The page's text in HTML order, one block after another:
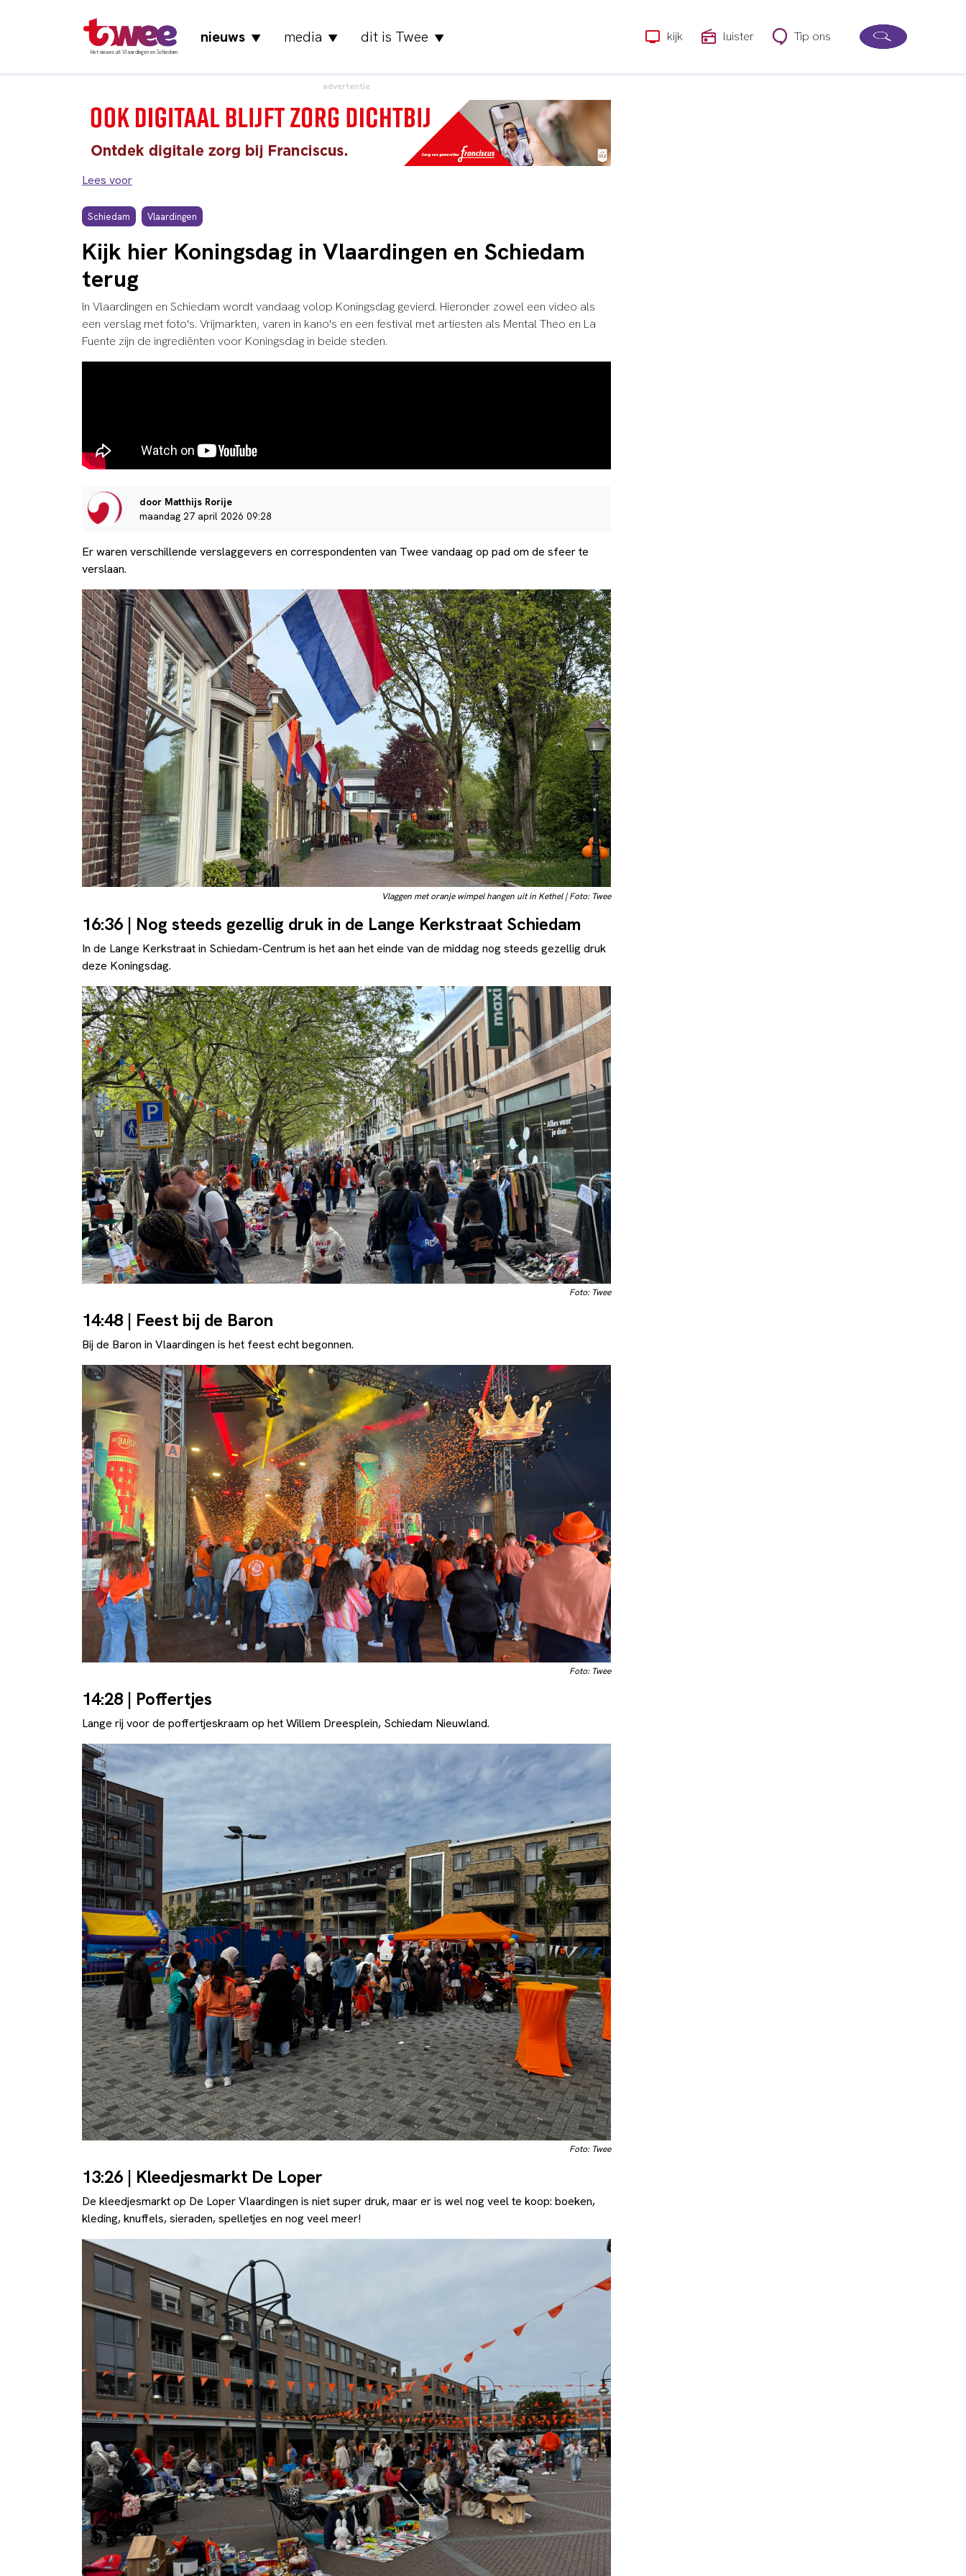
Het nieuws uit Vlaardingen en Schiedam
nieuws▼ media ▼ dit is Twee ▼ kijk luister Tip ons
advertentie
Lees voor
Schiedam Vlaardingen
Kijk hier Koningsdag in Vlaardingen en Schiedam
terug
In Vlaardingen en Schiedam wordt vandaag volop Koningsdag gevierd. Hieronder zowel een video als
een verslag met foto's. Vrijmarkten, varen in kano's en een festival met artiesten als Mental Theo en La
Fuente zijn de ingrediënten voor Koningsdag in beide steden.
door Matthijs Rorije
maandag 27 april 2026 09:28
Er waren verschillende verslaggevers en correspondenten van Twee vandaag op pad om de sfeer te
verslaan.
Vlaggen met oranje wimpel hangen uit in Kethel | Foto: Twee
16:36 | Nog steeds gezellig druk in de Lange Kerkstraat Schiedam
In de Lange Kerkstraat in Schiedam-Centrum is het aan het einde van de middag nog steeds gezellig druk
deze Koningsdag.
Foto: Twee
14:48 | Feest bij de Baron
Bij de Baron in Vlaardingen is het feest echt begonnen.
Foto: Twee
14:28 | Poffertjes
Lange rij voor de poffertjeskraam op het Willem Dreesplein, Schiedam Nieuwland.
Foto: Twee
13:26 | Kleedjesmarkt De Loper
De kleedjesmarkt op De Loper Vlaardingen is niet super druk, maar er is wel nog veel te koop: boeken,
kleding, knuffels, sieraden, spelletjes en nog veel meer!